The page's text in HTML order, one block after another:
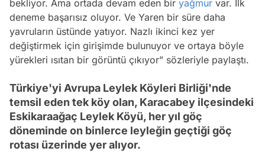
bekliyor. Ama ortada devam eden bir yağmur var. İlk
deneme başarısız oluyor. Ve Yaren bir süre daha
yavruların üstünde yatıyor. Nazlı ikinci kez yer
değiştirmek için girişimde bulunuyor ve ortaya böyle
yürekleri ısıtan bir görüntü çıkıyor” sözleriyle paylaştı.
Türkiye'yi Avrupa Leylek Köyleri Birliği'nde
temsil eden tek köy olan, Karacabey ilçesindeki
Eskikaraağaç Leylek Köyü, her yıl göç
döneminde on binlerce leyleğin geçtiği göç
rotası üzerinde yer alıyor.